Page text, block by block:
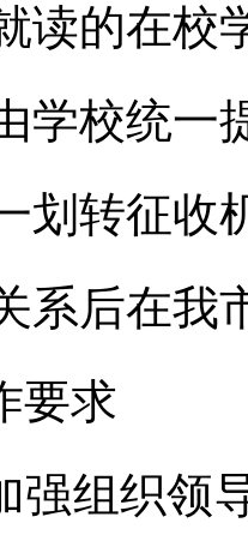
读的在
学校统一
划转征收
系后在我
要求
强组织